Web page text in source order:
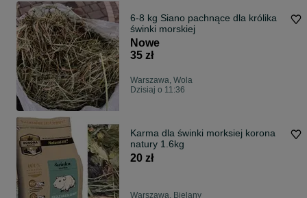
6-8 kg Siano pachnące dla królika
świnki morskiej
Nowe
35 zł
Warszawa, Wola
Dzisiaj o 11:36
Karma dla świnki morksiej korona
natury 1.6kg
20 zł
Warszawa, Bielany